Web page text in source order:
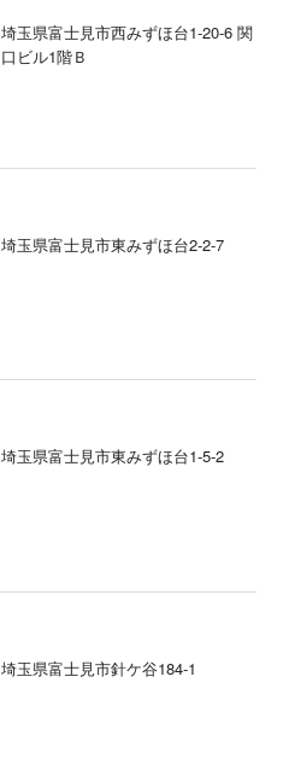
埼玉県富士見市西みずほ台1-20-6 関
口ビル1階Ｂ
埼玉県富士見市東みずほ台2-2-7
埼玉県富士見市東みずほ台1-5-2
埼玉県富士見市針ケ谷184-1